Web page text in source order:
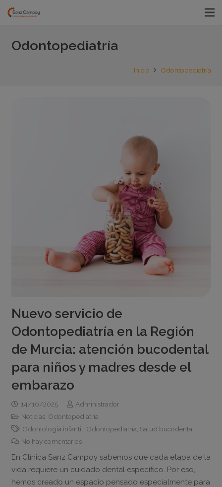
Odontopediatría
Inicio Odontopediatría
Nuevo servicio de
Odontopediatría en la Región
de Murcia: atención bucodental
para niños y madres desde el
embarazo
14/10/2025
Administrador
Noticias, Odontopediatría
Odontología infantil Odontopediatría Salud bucodental
No hay comentarios
En Clínica Sanz Campoy sabemos que cada etapa de la
vida requiere un cuidado dental específico. Por eso,
hemos creado un espacio pensado especialmente para